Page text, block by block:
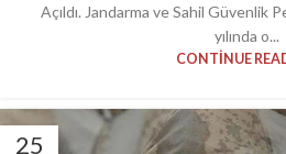
Açıldı. Jandarma ve Sahil Güvenlik
yılında o...
CONTINUE
25